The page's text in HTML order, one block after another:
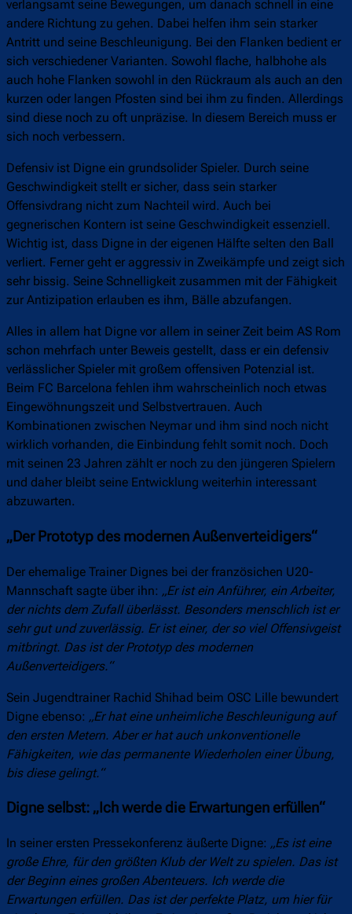
verlangsamt seine Bewegungen, um danach schnell in eine
andere Richtung zu gehen. Dabei helfen ihm sein starker
Antritt und seine Beschleunigung. Bei den Flanken bedient er
sich verschiedener Varianten. Sowohl flache, halbhohe als
auch hohe Flanken sowohl in den Rückraum als auch an den
kurzen oder langen Pfosten sind bei ihm zu finden. Allerdings
sind diese noch zu oft unpräzise. In diesem Bereich muss er
sich noch verbessern.
Defensiv ist Digne ein grundsolider Spieler. Durch seine
Geschwindigkeit stellt er sicher, dass sein starker
Offensivdrang nicht zum Nachteil wird. Auch bei
gegnerischen Kontern ist seine Geschwindigkeit essenziell.
Wichtig ist, dass Digne in der eigenen Hälfte selten den Ball
verliert. Ferner geht er aggressiv in Zweikämpfe und zeigt sich
sehr bissig. Seine Schnelligkeit zusammen mit der Fähigkeit
zur Antizipation erlauben es ihm, Bälle abzufangen.
Alles in allem hat Digne vor allem in seiner Zeit beim AS Rom
schon mehrfach unter Beweis gestellt, dass er ein defensiv
verlässlicher Spieler mit großem offensiven Potenzial ist.
Beim FC Barcelona fehlen ihm wahrscheinlich noch etwas
Eingewöhnungszeit und Selbstvertrauen. Auch
Kombinationen zwischen Neymar und ihm sind noch nicht
wirklich vorhanden, die Einbindung fehlt somit noch. Doch
mit seinen 23 Jahren zählt er noch zu den jüngeren Spielern
und daher bleibt seine Entwicklung weiterhin interessant
abzuwarten.
„Der Prototyp des modernen Außenverteidigers“
Der ehemalige Trainer Dignes bei der französichen U20-
Mannschaft sagte über ihn: „Er ist ein Anführer, ein Arbeiter,
der nichts dem Zufall überlässt. Besonders menschlich ist er
sehr gut und zuverlässig. Er ist einer, der so viel Offensivgeist
mitbringt. Das ist der Prototyp des modernen
Außenverteidigers.“
Sein Jugendtrainer Rachid Shihad beim OSC Lille bewundert
Digne ebenso: „Er hat eine unheimliche Beschleunigung auf
den ersten Metern. Aber er hat auch unkonventionelle
Fähigkeiten, wie das permanente Wiederholen einer Übung,
bis diese gelingt.“
Digne selbst: „Ich werde die Erwartungen erfüllen“
In seiner ersten Pressekonferenz äußerte Digne: „Es ist eine
große Ehre, für den größten Klub der Welt zu spielen. Das ist
der Beginn eines großen Abenteuers. Ich werde die
Erwartungen erfüllen. Das ist der perfekte Platz, um hier für